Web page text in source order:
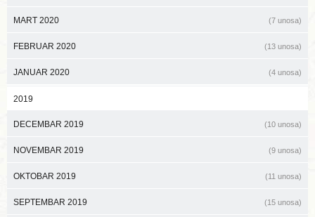
MART 2020 (7 unosa)
FEBRUAR 2020 (13 unosa)
JANUAR 2020 (4 unosa)
2019
DECEMBAR 2019 (10 unosa)
NOVEMBAR 2019 (9 unosa)
OKTOBAR 2019 (11 unosa)
SEPTEMBAR 2019 (15 unosa)